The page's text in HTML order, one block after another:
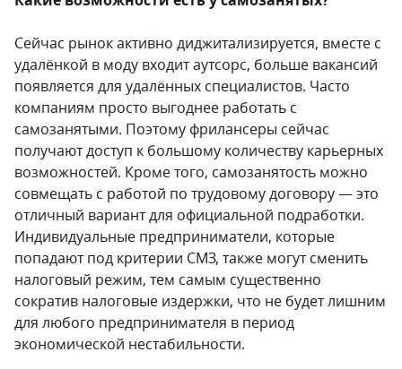
Сейчас рынок активно диджитализируется, вместе с
удалёнкой в моду входит аутсорс, больше вакансий
появляется для удалённых специалистов. Часто
компаниям просто выгоднее работать с
самозанятыми. Поэтому фрилансеры сейчас
получают доступ к большому количеству карьерных
возможностей. Кроме того, самозанятость можно
совмещать с работой по трудовому договору — это
отличный вариант для официальной подработки.
Индивидуальные предприниматели, которые
попадают под критерии СМЗ, также могут сменить
налоговый режим, тем самым существенно
сократив налоговые издержки, что не будет лишним
для любого предпринимателя в период
экономической нестабильности.